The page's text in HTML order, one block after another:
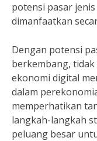
potensi pasar
dimanfaatkan
Dengan potensi
berkembang,
ekonomi digital
dalam
memperhatikan
langkah-langkah
peluang besar